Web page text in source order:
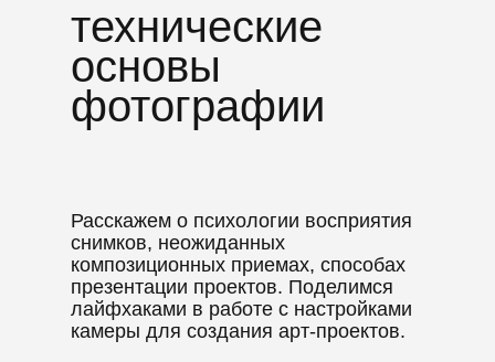
технические
основы
фотографии
технические
основы
фотографии
Расскажем о психологии восприятия
снимков, неожиданных
композиционных приемах, способах
презентации проектов. Поделимся
лайфхаками в работе с настройками
камеры для создания арт-проектов.